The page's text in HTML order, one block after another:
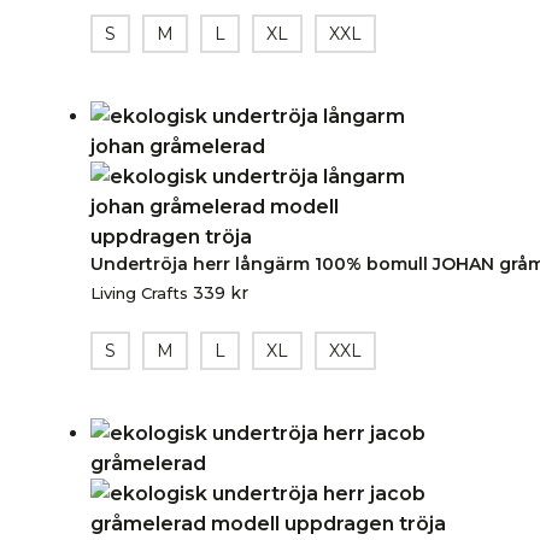
S M L XL XXL
Undertröja herr långärm 100% bomull JOHAN
Living Crafts 339 kr
S M L XL XXL